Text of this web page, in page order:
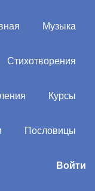
Музыка
Стихотворения
Курсы
Пословицы
Войти